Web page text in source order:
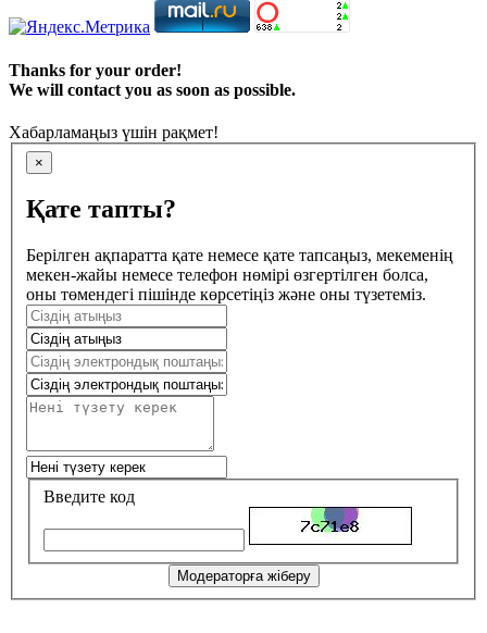
Thanks for your order!
We will contact you as soon as possible.
Хабарламаңыз үшін рақмет!
×
Қате тапты?
Берілген ақпаратта қате немесе қате тапсаңыз, мекеменің
мекен-жайы немесе телефон нөмірі өзгертілген болса,
оны төмендегі пішінде көрсетіңіз және оны түзетеміз.
Введите код
Модераторға жіберу